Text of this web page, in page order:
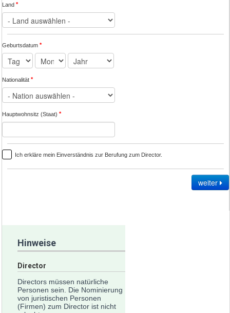
Land *
Geburtsdatum *
Nationalität *
Hauptwohnsitz (Staat) *
Ich erkläre mein Einverständnis zur Berufung zum Director.
weiter
Hinweise
Director
Directors müssen natürliche
Personen sein. Die Nominierung
von juristischen Personen
(Firmen) zum Director ist nicht